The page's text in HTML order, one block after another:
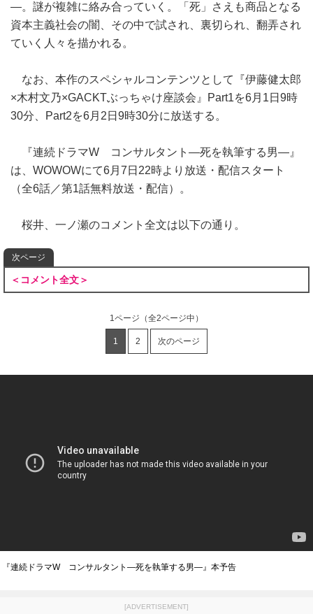
―。謎が複雑に絡み合っていく。「死」さえも商品となる
資本主義社会の闇、その中で試され、裏切られ、翻弄され
ていく人々を描かれる。
なお、本作のスペシャルコンテンツとして『伊藤健太郎
×木村文乃×GACKTぶっちゃけ座談会』Part1を6月1日9時
30分、Part2を6月2日9時30分に放送する。
『連続ドラマW コンサルタント―死を執筆する男―』
は、WOWOWにて6月7日22時より放送・配信スタート
（全6話／第1話無料放送・配信）。
桜井、一ノ瀬のコメント全文は以下の通り。
次ページ
＜コメント全文＞
1ページ （全2ページ中）
1 2 次のページ
『連続ドラマW コンサルタント―死を執筆する男―』本予告
[ADVERTISEMENT]